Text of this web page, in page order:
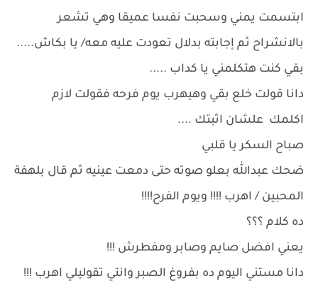
ابتسمت يمني وسحبت نفسا عميقا وهي تشعر
بالانشراح ثم إجابته بدلال تعودت عليه معه/ يا بكاش.....
بقي كنت هتكلمني يا كداب .....
دانا قولت خلع بقي وهيهرب يوم فرحه فقولت لازم
اكلمك علشان اثبتك ....
صباح السكر يا قلبي
ضحك عبدالله بعلو صوته حتى دمعت عينيه ثم قال بلهفة
المحبين / اهرب !!!! ويوم الفرح!!!!
ده كلام ؟؟؟
يعني افضل صايم وصابر ومفطرش !!!
دانا مستني اليوم ده بفروغ الصبر وانتي تقوليلي اهرب !!!